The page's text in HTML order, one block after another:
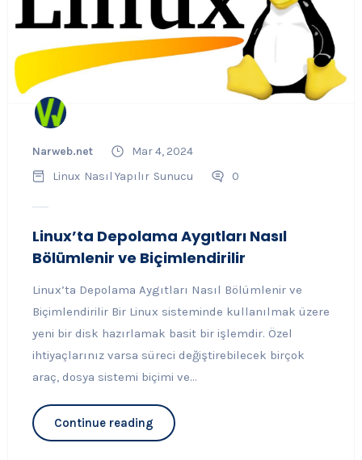
Narweb.net
Mar 4, 2024
Linux Nasıl Yapılır Sunucu 0
Linux’ta Depolama Aygıtları Nasıl
Bölümlenir ve Biçimlendirilir
Linux’ta Depolama Aygıtları Nasıl Bölümlenir ve
Biçimlendirilir Bir Linux sisteminde kullanılmak üzere
yeni bir disk hazırlamak basit bir işlemdir. Özel
ihtiyaçlarınız varsa süreci değiştirebilecek birçok
araç, dosya sistemi biçimi ve...
Continue reading